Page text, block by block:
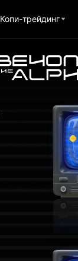
Копи-трейдинг